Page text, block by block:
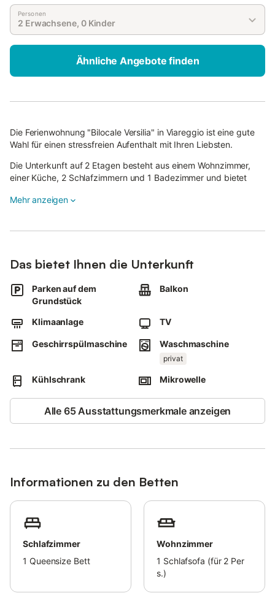
Personen
2 Erwachsene, 0 Kinder
Ähnliche Angebote finden
Die Ferienwohnung "Bilocale Versilia" in Viareggio ist eine gute
Wahl für einen stressfreien Aufenthalt mit Ihren Liebsten.
Die Unterkunft auf 2 Etagen besteht aus einem Wohnzimmer,
einer Küche, 2 Schlafzimmern und 1 Badezimmer und bietet
Zu den nahe gelegenen Empfehlungen gehören die
Freilichtbühne Puccini (10 Minuten zu Fuß von der Unterkunft
entfernt), Pisa und Lucca (mit dem Zug/Bus in 20 Minuten zu
erreichen) und Viareggio (10 Minuten mit dem Auto). Die
Ein Parkplatz ist auf dem Grundstück vorhanden.
1 Haustier ist erlaubt.
werden (gegen Gebühr).
erreichbar.
Schlafzimmern.
Mehr anzeigen
Das bietet Ihnen die Unterkunft
Parken auf dem
Grundstück
Balkon
Klimaanlage TV
Geschirrspülmaschine Waschmaschine
privat
Kühlschrank Mikrowelle
Alle 65 Ausstattungsmerkmale anzeigen
Informationen zu den Betten
Schlafzimmer
1 Queensize Bett
Wohnzimmer
1 Schlafsofa (für 2 Per
s.)